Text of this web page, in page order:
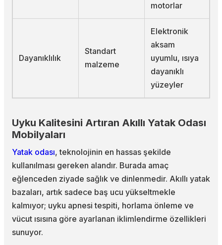
motorlar
Dayanıklılık
Standart
malzeme
Elektronik
aksam
uyumlu, ısıya
dayanıklı
yüzeyler
Uyku Kalitesini Artıran Akıllı Yatak Odası
Mobilyaları
Yatak odası, teknolojinin en hassas şekilde
kullanılması gereken alandır. Burada amaç
eğlenceden ziyade sağlık ve dinlenmedir. Akıllı yatak
bazaları, artık sadece baş ucu yükseltmekle
kalmıyor; uyku apnesi tespiti, horlama önleme ve
vücut ısısına göre ayarlanan iklimlendirme özellikleri
sunuyor.